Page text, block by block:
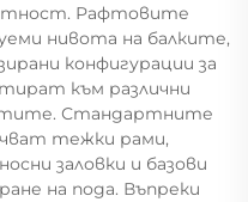
Рафтовите
нивота на балките,
конфигурации за
към различни
Стандартните
тежки рами,
заловки и базови
на пода. Въпреки